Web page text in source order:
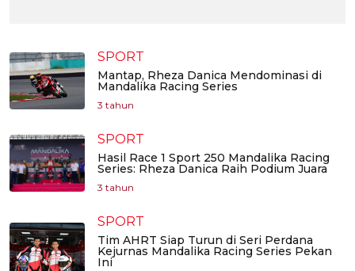
SPORT
Mantap, Rheza Danica Mendominasi di
Mandalika Racing Series
3 tahun
SPORT
Hasil Race 1 Sport 250 Mandalika Racing
Series: Rheza Danica Raih Podium Juara
3 tahun
SPORT
Tim AHRT Siap Turun di Seri Perdana
Kejurnas Mandalika Racing Series Pekan
Ini